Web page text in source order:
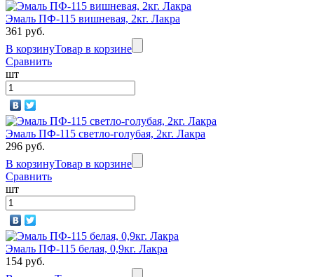
Эмаль ПФ-115 вишневая, 2кг. Лакра
361 руб.
В корзинуТовар в корзине
Сравнить
шт
Эмаль ПФ-115 светло-голубая, 2кг. Лакра
296 руб.
В корзинуТовар в корзине
Сравнить
шт
Эмаль ПФ-115 белая, 0,9кг. Лакра
154 руб.